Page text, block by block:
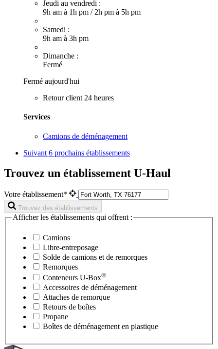
Jeudi au vendredi :
9h am à 1h pm / 2h pm à 5h pm
Samedi :
9h am à 3h pm
Dimanche :
Fermé
Fermé aujourd'hui
Retour client 24 heures
Services
Camions de déménagement
Suivant 6 prochains établissements
Trouvez un établissement U-Haul
Votre établissement*
Trouvez des établissements
Afficher les établissements qui offrent :
Camions
Libre-entreposage
Solde de camions et de remorques
Remorques
Conteneurs U-Box®
Accessoires de déménagement
Attaches de remorque
Retours de boîtes
Propane
Boîtes de déménagement en plastique